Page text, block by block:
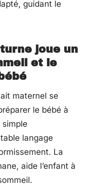
guidant le
joue un
et le
maternel se
le bébé à
simple
langage
La
aide l’enfant à